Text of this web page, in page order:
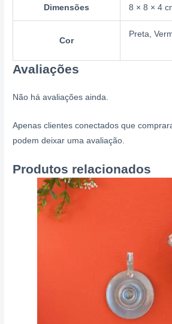
Dimensões 8 × 8 × 4
Cor
Preta,
Avaliações
Não há avaliações ainda.
Apenas clientes conectados que
podem deixar uma avaliação.
Produtos relacionados